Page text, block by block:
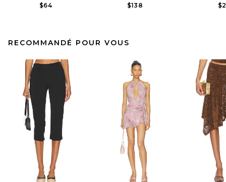
$64
$138
RECOMMANDÉ POUR VOUS